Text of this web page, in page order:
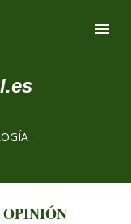
OPINIÓN